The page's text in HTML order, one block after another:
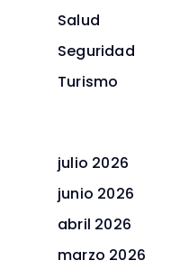
Salud
Seguridad
Turismo
julio 2026
junio 2026
abril 2026
marzo 2026